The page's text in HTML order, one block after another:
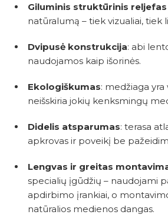
Giluminis struktūrinis reljefas
natūralumą – tiek vizualiai, tiek
Dvipusė konstrukcija: abi
naudojamos kaip išorinės.
Ekologiškumas: medžiaga yra
neišskiria jokių kenksmingų
Didelis atsparumas: terasa
apkrovas ir poveikį be
Lengvas ir greitas
specialių įgūdžių – naudojami
apdirbimo įrankiai, o
natūralios medienos dangas.